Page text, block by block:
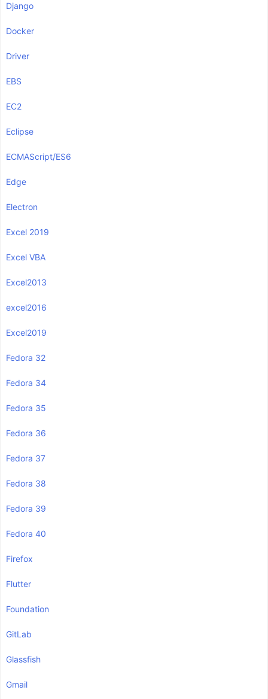
Django
Docker
Driver
EBS
EC2
Eclipse
ECMAScript/ES6
Edge
Electron
Excel 2019
Excel VBA
Excel2013
excel2016
Excel2019
Fedora 32
Fedora 34
Fedora 35
Fedora 36
Fedora 37
Fedora 38
Fedora 39
Fedora 40
Firefox
Flutter
Foundation
GitLab
Glassfish
Gmail